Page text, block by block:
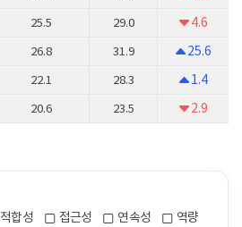
25.5 29.0 4.6
26.8 31.9 25.6
22.1 28.3 1.4
20.6 23.5 2.9
적합성 접근성 연속성
역량